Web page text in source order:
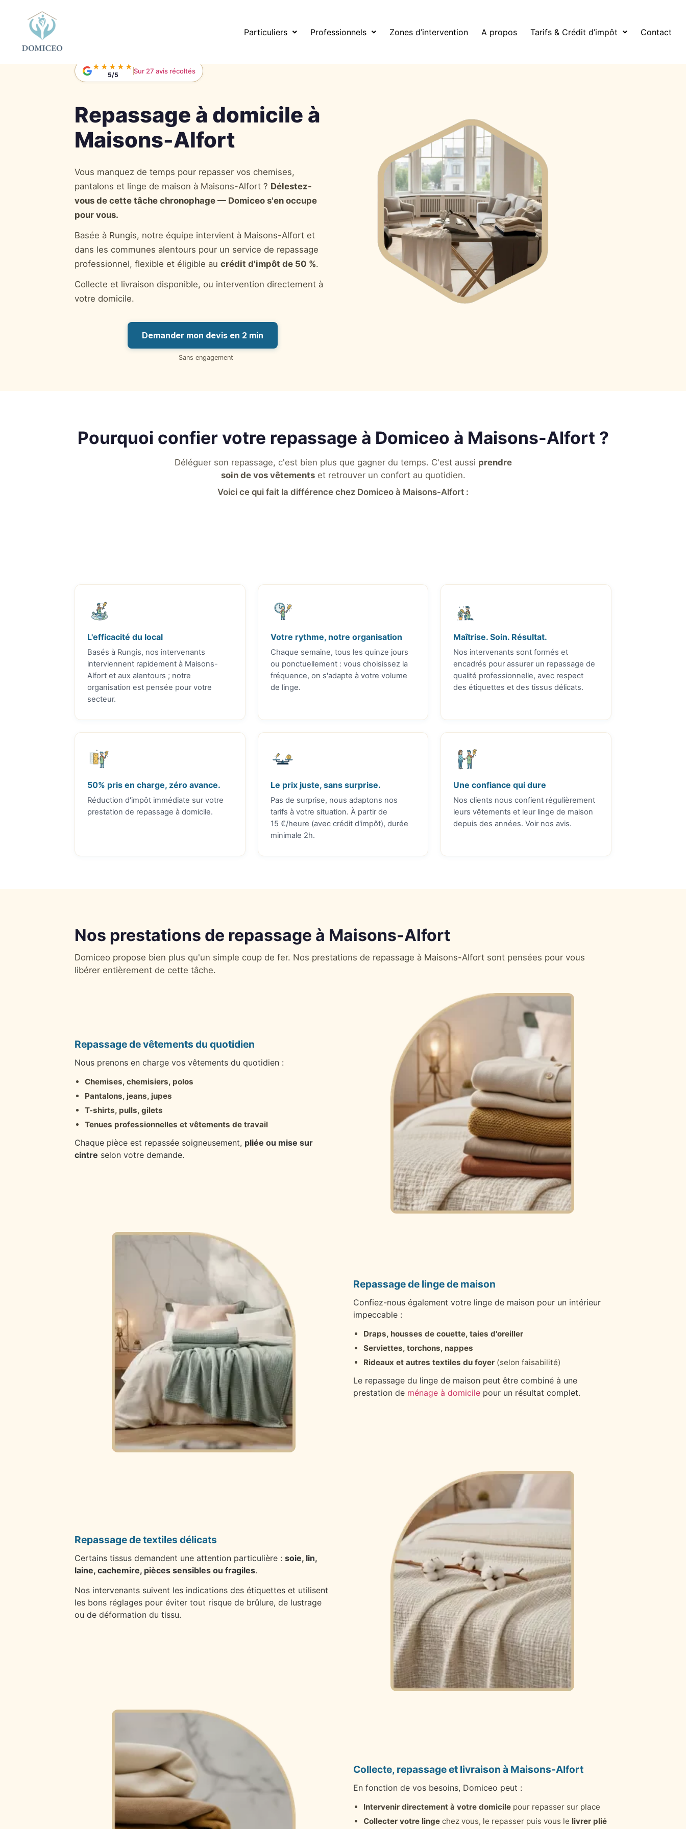
Particuliers Professionnels Zones d’intervention A propos Tarifs & Crédit d’impôt Contact
★★★★★
5/5 Sur 27 avis récoltés
Repassage à domicile à
Maisons-Alfort
Vous manquez de temps pour repasser vos chemises,
pantalons et linge de maison à Maisons-Alfort ? Délestez-
vous de cette tâche chronophage — Domiceo s'en occupe
pour vous.
Basée à Rungis, notre équipe intervient à Maisons-Alfort et
dans les communes alentours pour un service de repassage
professionnel, flexible et éligible au crédit d'impôt de 50 %.
Collecte et livraison disponible, ou intervention directement à
votre domicile.
Demander mon devis en 2 min
Sans engagement
Pourquoi confier votre repassage à Domiceo à Maisons-Alfort ?
Déléguer son repassage, c'est bien plus que gagner du temps. C'est aussi prendre
soin de vos vêtementset retrouver un confort au quotidien.
Voici ce qui fait la différence chez Domiceo à Maisons-Alfort :
L'efficacité du local
Basés à Rungis, nos intervenants
interviennent rapidement à Maisons-
Alfort et aux alentours ; notre
organisation est pensée pour votre
secteur.
Votre rythme, notre organisation
Chaque semaine, tous les quinze jours
ou ponctuellement : vous choisissez la
fréquence, on s'adapte à votre volume
de linge.
Maîtrise. Soin. Résultat.
Nos intervenants sont formés et
encadrés pour assurer un repassage de
qualité professionnelle, avec respect
des étiquettes et des tissus délicats.
50% pris en charge, zéro avance.
Réduction d'impôt immédiate sur votre
prestation de repassage à domicile.
Le prix juste, sans surprise.
Pas de surprise, nous adaptons nos
tarifs à votre situation. À partir de
15 €/heure (avec crédit d'impôt), durée
minimale 2h.
Une confiance qui dure
Nos clients nous confient régulièrement
leurs vêtements et leur linge de maison
depuis des années.Voir nos avis.
Nos prestations de repassage à Maisons-Alfort
Domiceo propose bien plus qu'un simple coup de fer. Nos prestations de repassage à Maisons-Alfort sont pensées pour vous
libérer entièrement de cette tâche.
Repassage de vêtements du quotidien
Nous prenons en charge vos vêtements du quotidien :
Chemises, chemisiers, polos
Pantalons, jeans, jupes
T-shirts, pulls, gilets
Tenues professionnelles et vêtements de travail
Chaque pièce est repassée soigneusement, pliée ou mise sur
cintre selon votre demande.
Repassage de linge de maison
Confiez-nous également votre linge de maison pour un intérieur
impeccable :
Draps, housses de couette, taies d'oreiller
Serviettes, torchons, nappes
Rideaux et autres textiles du foyer (selon faisabilité)
Le repassage du linge de maison peut être combiné à une
prestation de ménage à domicile pour un résultat complet.
Repassage de textiles délicats
Certains tissus demandent une attention particulière : soie, lin,
laine, cachemire, pièces sensibles ou fragiles.
Nos intervenants suivent les indications des étiquettes et utilisent
les bons réglages pour éviter tout risque de brûlure, de lustrage
ou de déformation du tissu.
Collecte, repassage et livraison à Maisons-Alfort
En fonction de vos besoins, Domiceo peut :
Intervenir directement à votre domicile pour repasser sur place
Collecter votre linge chez vous, le repasser puis vous le livrer plié